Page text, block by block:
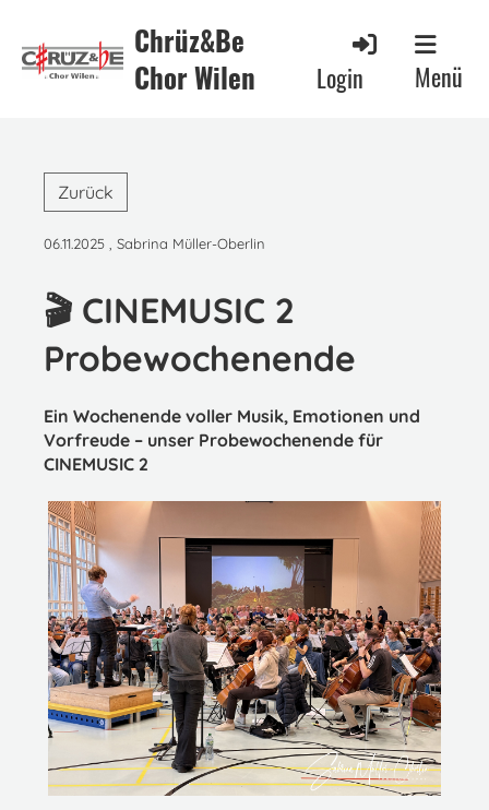
Chrüz&Be
Chor Wilen
Login Menü
Zurück
06.11.2025 , Sabrina Müller-Oberlin
🎬 CINEMUSIC 2
Probewochenende
Ein Wochenende voller Musik, Emotionen und
Vorfreude – unser Probewochenende für
CINEMUSIC 2